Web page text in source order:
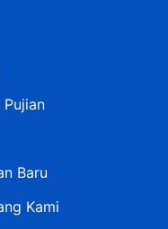
Pujian
Baru
Kami